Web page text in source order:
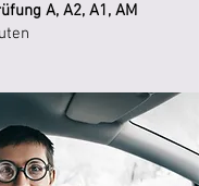
A, A2, A1, AM